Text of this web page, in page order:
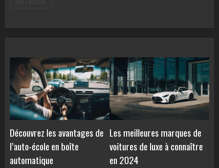
comparer
les
TAEG
et
éviter
pièges
des
banques
Découvrez les avantages de
l’auto-école en boîte
automatique
Les meilleures marques de
voitures de luxe à connaître
en 2024